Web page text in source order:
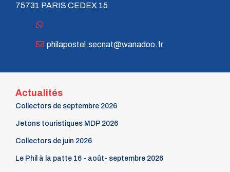
75731 PARIS CEDEX 15
philapostel.secnat@wanadoo.fr
Actualités
Collectors de septembre 2026
Jetons touristiques MDP 2026
Collectors de juin 2026
Le Phil à la patte 16 - août- septembre 2026